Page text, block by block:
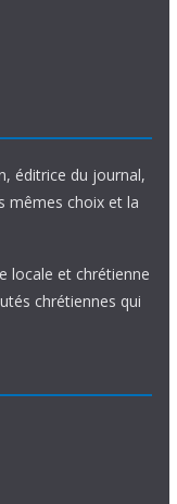
éditrice du journal,
mêmes choix et la
locale et chrétienne
chrétiennes qui